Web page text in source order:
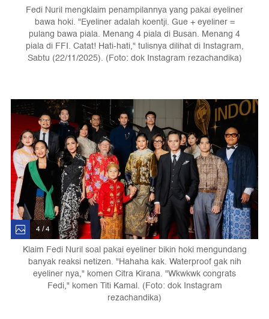
Fedi Nuril mengklaim penampilannya yang pakai eyeliner
bawa hoki. "Eyeliner adalah koentji. Gue + eyeliner =
pulang bawa piala. Menang 4 piala di Busan. Menang 4
piala di FFI. Catat! Hati-hati," tulisnya dilihat di Instagram,
Sabtu (22/11/2025). (Foto: dok Instagram rezachandika)
4 / 4
Klaim Fedi Nuril soal pakai eyeliner bikin hoki mengundang
banyak reaksi netizen. "Hahaha kak. Waterproof gak nih
eyeliner nya," komen Citra Kirana. "Wkwkwk congrats
Fedi," komen Titi Kamal. (Foto: dok Instagram
rezachandika)